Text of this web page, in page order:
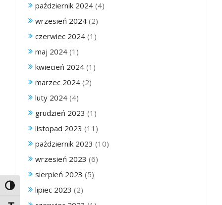
Toggle High Contrast
październik 2024 (4)
wrzesień 2024 (2)
czerwiec 2024 (1)
maj 2024 (1)
kwiecień 2024 (1)
marzec 2024 (2)
luty 2024 (4)
grudzień 2023 (1)
listopad 2023 (11)
październik 2023 (10)
wrzesień 2023 (6)
sierpień 2023 (5)
lipiec 2023 (2)